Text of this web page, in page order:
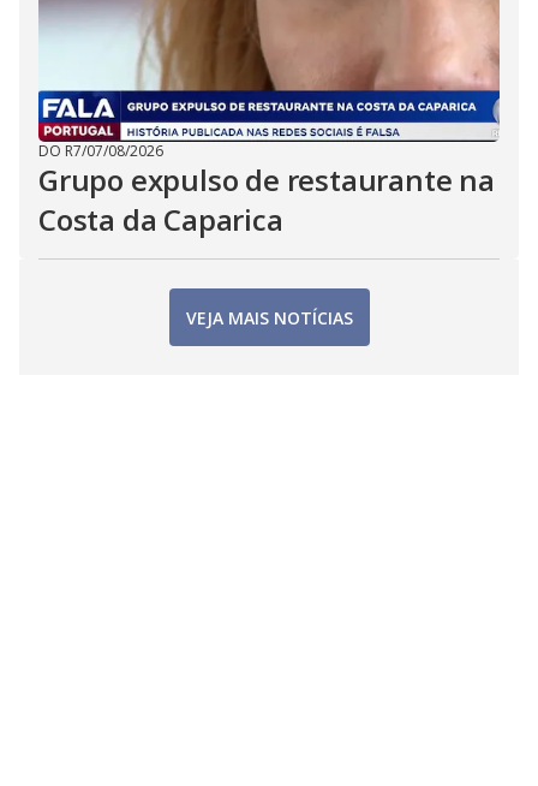
DO R7/07/08/2026
Grupo expulso de restaurante na
Costa da Caparica
VEJA MAIS NOTÍCIAS